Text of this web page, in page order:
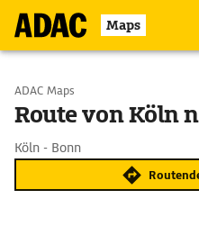
Maps
Start wählen
ADAC Maps
Route von Köln
Köln - Bonn